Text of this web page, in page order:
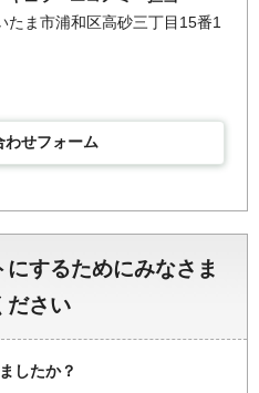
たま市浦和区高砂三丁目15番1
わせフォーム
するためにみなさま
ださい
したか？